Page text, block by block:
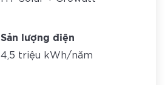
Sản lượng điện
4,5 triệu kWh/năm